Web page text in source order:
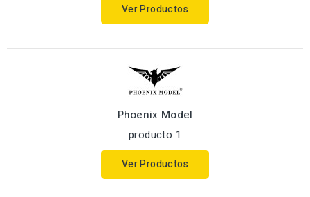
Ver Productos
Phoenix Model
producto 1
Ver Productos